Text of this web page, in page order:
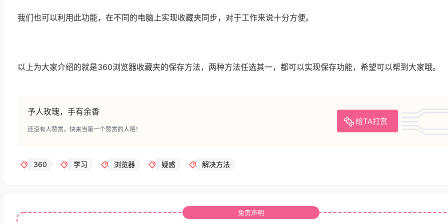
我们也可以利用此功能，在不同的电脑上实现收藏夹同步，对于工作来说十分方便。
以上为大家介绍的就是360浏览器收藏夹的保存方法，两种方法任选其一，都可以实现保存功能，希望可以帮到大家哦。
予人玫瑰，手有余香
给TA打赏
还没有人赞赏，快来当第一个赞赏的人吧！
360 学习 浏览器 疑惑 解决方法
免责声明